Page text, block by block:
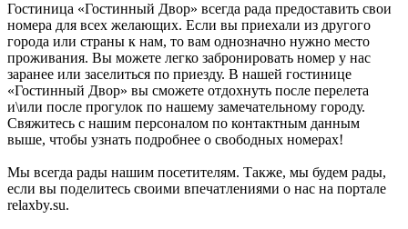
Гостиница «Гостинный Двор» всегда рада предоставить свои
номера для всех желающих. Если вы приехали из другого
города или страны к нам, то вам однозначно нужно место
проживания. Вы можете легко забронировать номер у нас
заранее или заселиться по приезду. В нашей гостинице
«Гостинный Двор» вы сможете отдохнуть после перелета
и\или после прогулок по нашему замечательному городу.
Свяжитесь с нашим персоналом по контактным данным
выше, чтобы узнать подробнее о свободных номерах!
Мы всегда рады нашим посетителям. Также, мы будем рады,
если вы поделитесь своими впечатлениями о нас на портале
relaxby.su.